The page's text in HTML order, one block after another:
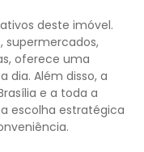
deste imóvel.
supermercados,
oferece uma
dia. Além disso, a
e a toda a
escolha estratégica